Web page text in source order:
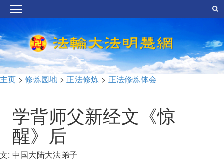
主页 >修炼园地 > 正法修炼 > 正法修炼体会
学背师父新经文《惊
醒》后
文: 中国大陆大法弟子